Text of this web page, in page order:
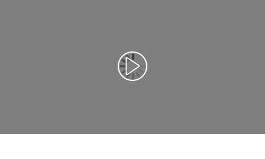
Воспроизведение видео